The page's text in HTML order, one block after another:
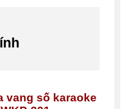
vang số karaoke